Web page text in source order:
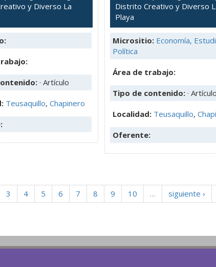
y Diverso La
· Artículo
Teusaquillo, Chapinero
Distrito Creativo y Diverso
Playa
Micrositio: Economía,
Política
Área de trabajo:
Tipo de contenido: · Artículo
Localidad: Teusaquillo,
Oferente:
3 4 5 6 7 8 9 10 … siguiente ›